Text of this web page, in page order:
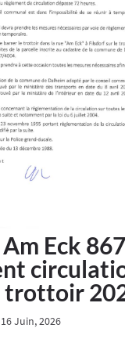
Eck
trottoir
16 Juin, 2026